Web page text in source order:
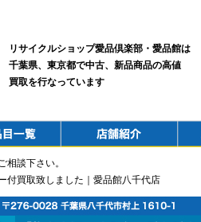
リサイクルショップ愛品倶楽部・愛品館は
千葉県、東京都で中古、新品商品の高値
買取を行なっています
談下さい。
付買取致しました｜愛品館八千代店